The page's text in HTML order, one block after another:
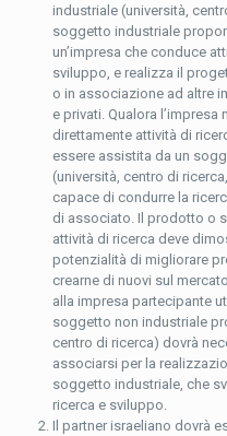
industriale (università,
soggetto industriale
un’impresa che conduce
sviluppo, e realizza il
o in associazione ad altre
e privati. Qualora l’impresa
direttamente attività di
essere assistita da un
(università, centro di
capace di condurre la
di associato. Il prodotto o
attività di ricerca deve
potenzialità di migliorare
crearne di nuovi sul
alla impresa partecipante
soggetto non industriale
centro di ricerca) dovrà
associarsi per la
soggetto industriale, che
ricerca e sviluppo.
Il partner israeliano dovrà